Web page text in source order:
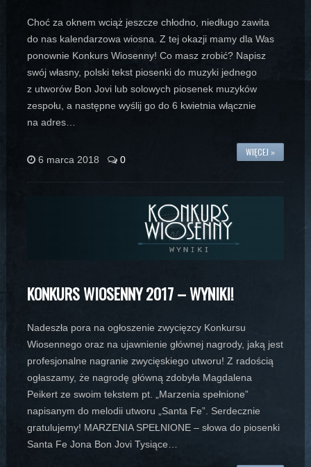
Choć za oknem wciąż jeszcze chłodno, niedługo zawita
do nas kalendarzowa wiosna. Z tej okazji mamy dla Was
ponownie Konkurs Wiosenny! Co masz zrobić? Napisz
swój własny, polski tekst piosenki do muzyki jednego
z utworów Bon Jovi lub solowych piosenek muzyków
zespołu, a następne wyślij go do 6 kwietnia włącznie
na adres…
WIĘCEJ »
6 marca 2018 0
KONKURS WIOSENNY 2017 – WYNIKI!
Nadeszła pora na ogłoszenie zwycięzcy Konkursu
Wiosennego oraz na ujawnienie głównej nagrody, jaką jest
profesjonalne nagranie zwycięskiego utworu! Z radością
ogłaszamy, że nagrodę główną zdobyła Magdalena
Peikert ze swoim tekstem pt. „Marzenia spełnione”
napisanym do melodii utworu „Santa Fe”. Serdecznie
gratulujemy! MARZENIA SPEŁNIONE – słowa do piosenki
Santa Fe Jona Bon Jovi Tysiące…